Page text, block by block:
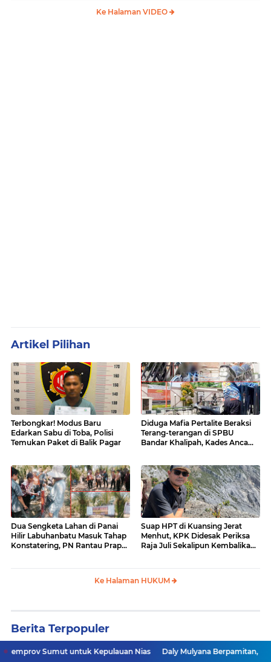
Ke Halaman VIDEO
Artikel Pilihan
Terbongkar! Modus Baru
Edarkan Sabu di Toba, Polisi
Temukan Paket di Balik Pagar
Diduga Mafia Pertalite Beraksi
Terang-terangan di SPBU
Bandar Khalipah, Kades Ancam
Dua Sengketa Lahan di Panai
Hilir Labuhanbatu Masuk Tahap
Konstatering, PN Rantau Prapat
Suap HPT di Kuansing Jerat
Menhut, KPK Didesak Periksa
Raja Juli Sekalipun Kembalikan
Ke Halaman HUKUM
Berita Terpopuler
untuk Kepulauan Nias Daly Mulyana Berpamitan, MPKW Sumut-